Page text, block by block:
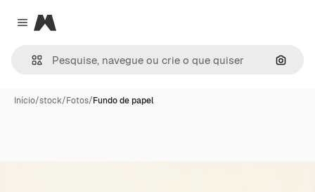
Close menu
Magnific
Início/stock/Fotos/Fundo de papel